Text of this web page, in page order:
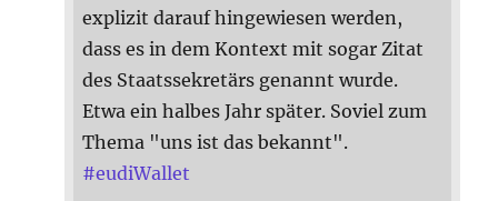
explizit darauf hingewiesen werden,
dass es in dem Kontext mit sogar Zitat
des Staatssekretärs genannt wurde.
Etwa ein halbes Jahr später. Soviel zum
Thema "uns ist das bekannt".
#eudiWallet